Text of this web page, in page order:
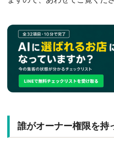
誰がオーナー権限を持